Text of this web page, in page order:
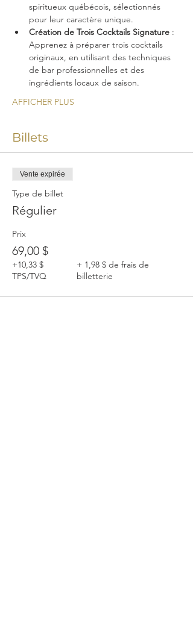
spiritueux québécois, sélectionnés
pour leur caractère unique.
Création de Trois Cocktails Signature :
Apprenez à préparer trois cocktails
originaux, en utilisant des techniques
de bar professionnelles et des
ingrédients locaux de saison.
AFFICHER PLUS
Billets
Vente expirée
Type de billet
Régulier
Prix
69,00 $
+10,33 $
TPS/TVQ
+ 1,98 $ de frais de
billetterie